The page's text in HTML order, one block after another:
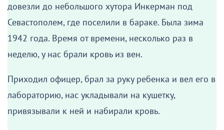
довезли до небольшого хутора Инкерман под
Севастополем, где поселили в бараке. Была зима
1942 года. Время от времени, несколько раз в
неделю, у нас брали кровь из вен.
Приходил офицер, брал за руку ребенка и вел его в
лабораторию, нас укладывали на кушетку,
привязывали к ней и набирали кровь.